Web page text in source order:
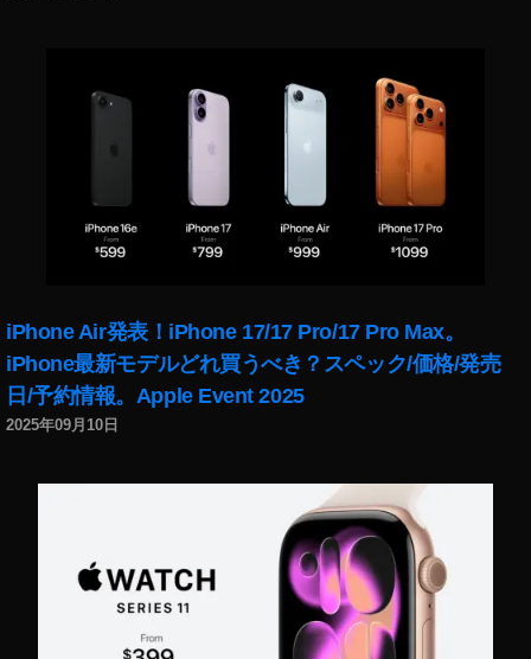
iPhone Air発表！iPhone 17/17 Pro/17 Pro Max。
iPhone最新モデルどれ買うべき？スペック/価格/発売
日/予約情報。Apple Event 2025
2025年09月10日